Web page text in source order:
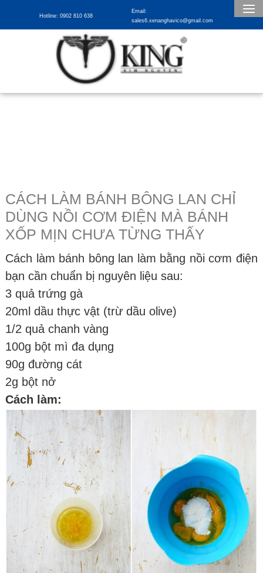
Hotline: 0902 810 638
Email:
sales6.xenanghavico@gmail.com
CÁCH LÀM BÁNH BÔNG LAN CHỈ
DÙNG NỒI CƠM ĐIỆN MÀ BÁNH
XỐP MỊN CHƯA TỪNG THẤY
Cách làm bánh bông lan làm bằng nồi cơm điện
bạn cần chuẩn bị nguyên liệu sau:
3 quả trứng gà
20ml dầu thực vật (trừ dầu olive)
1/2 quả chanh vàng
100g bột mì đa dụng
90g đường cát
2g bột nở
Cách làm: